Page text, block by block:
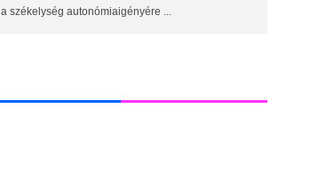
a székelység autonómiaigényére ...